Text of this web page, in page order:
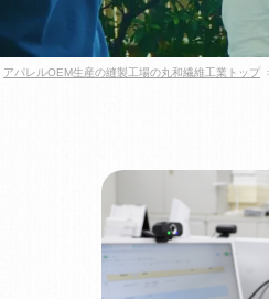
アパレルOEM生産の縫製工場の丸和繊維工業トップ